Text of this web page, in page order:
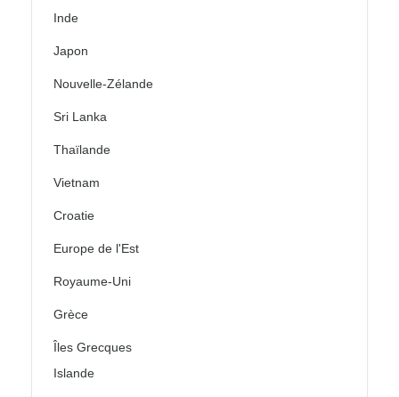
Inde
Japon
Nouvelle-Zélande
Sri Lanka
Thaïlande
Vietnam
Croatie
Europe de l'Est
Royaume-Uni
Grèce
Îles Grecques
Islande